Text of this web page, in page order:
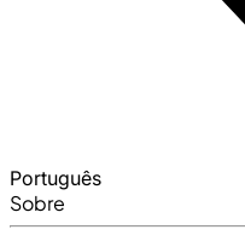
Português
Sobre